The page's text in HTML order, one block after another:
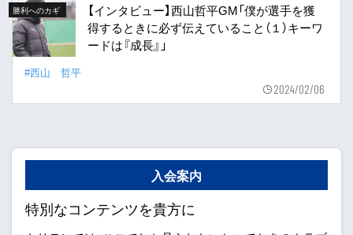
勝利へのカギ
【インタビュー】西山哲平GM「僕が選手を獲
得するときに必ず伝えていること（１）キーワ
ードは『成長』」
#西山 哲平
2024/02/06
入会案内
特別なコンテンツを貴方に